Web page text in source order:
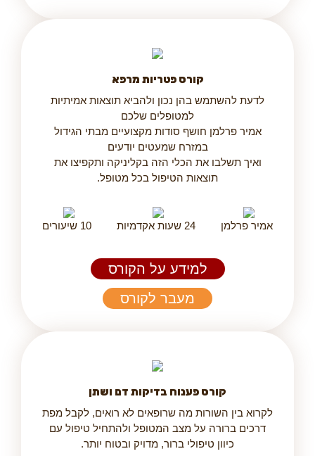
קורס פטריות מרפא
לדעת להשתמש בהן נכון ולהביא תוצאות אמיתיות
למטופלים שלכם
אמיר פרלמן חושף סודות מקצועיים מבתי הגידול
במזרח שמעטים יודעים
ואיך תשלבו את הכלי הזה בקליניקה ותקפיצו את
תוצאות הטיפול בכל מטופל.
אמיר פרלמן 24 שעות אקדמיות 10 שיעורים
למידע על הקורס
מעבר לקורס
קורס פענוח בדיקות דם ושתן
לקרוא בין השורות מה שרופאים לא רואים, לקבל מפת
דרכים ברורה על מצב המטופל ולהתחיל טיפול עם
כיוון טיפולי ברור, מדויק ובטוח יותר.